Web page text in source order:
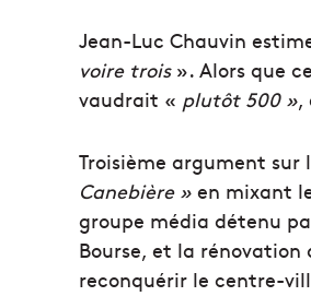
Jean-Luc Chauvin
voire trois». Alors que
vaudrait « plutôt 500 »,
Troisième argument sur
Canebière » en mixant
groupe média détenu
Bourse, et la
reconquérir le centre-